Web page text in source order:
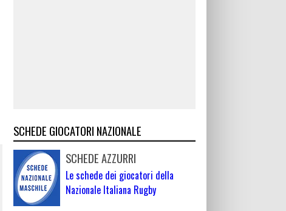
SCHEDE GIOCATORI NAZIONALE
SCHEDE AZZURRI
Le schede dei giocatori della
Nazionale Italiana Rugby